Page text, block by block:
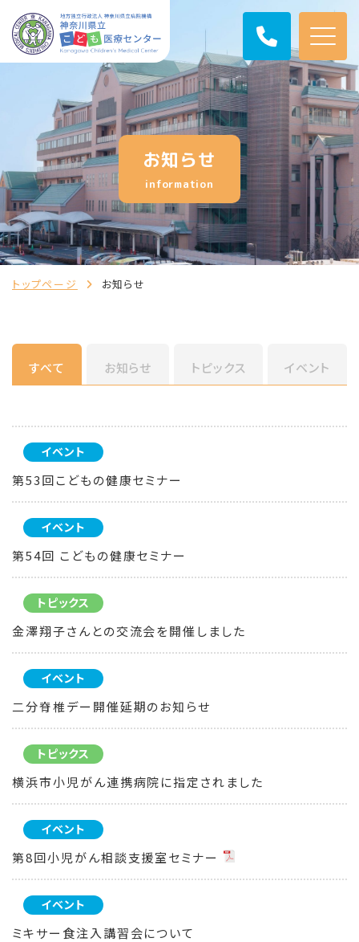
お知らせ
information
トップページ お知らせ
すべて お知らせ トピックス イベント
イベント
第53回こどもの健康セミナー
イベント
第54回 こどもの健康セミナー
トピックス
金澤翔子さんとの交流会を開催しました
イベント
二分脊椎デー開催延期のお知らせ
トピックス
横浜市小児がん連携病院に指定されました
イベント
第8回小児がん相談支援室セミナー
イベント
ミキサー食注入講習会について